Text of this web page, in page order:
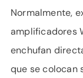
Normalmente,
amplificadores
enchufan
que se colocan